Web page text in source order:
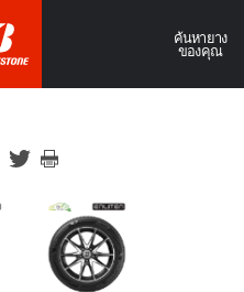
ค้นหายาง
ของคุณ